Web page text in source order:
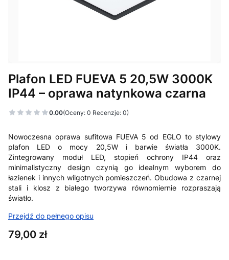
Plafon LED FUEVA 5 20,5W 3000K
IP44 – oprawa natynkowa czarna
0.00(Oceny: 0 Recenzje: 0)
Nowoczesna oprawa sufitowa FUEVA 5 od EGLO to stylowy
plafon LED o mocy 20,5W i barwie światła 3000K.
Zintegrowany moduł LED, stopień ochrony IP44 oraz
minimalistyczny design czynią go idealnym wyborem do
łazienek i innych wilgotnych pomieszczeń. Obudowa z czarnej
stali i klosz z białego tworzywa równomiernie rozpraszają
światło.
Przejdź do pełnego opisu
Cena
79,00 zł